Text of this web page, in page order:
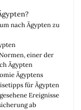
nach Ägypten zu
einer der
Ägypten
Ägyptens
für Ägypten
Ereignisse
ab